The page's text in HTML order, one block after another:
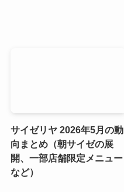
サイゼリヤ 2026年5月の動
向まとめ（朝サイゼの展
開、一部店舗限定メニュー
など）